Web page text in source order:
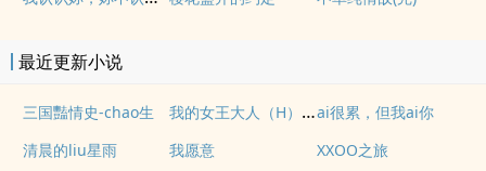
最近更新小说
三国豔情史-chao生 我的女王大人（H）繁ai很累，但我ai你
清晨的liu星雨
我愿意 XXOO之旅